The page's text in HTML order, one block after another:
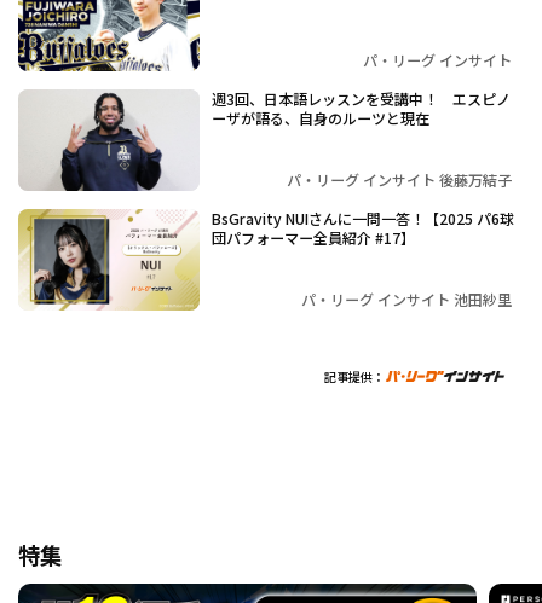
パ・リーグ インサイト
週3回、日本語レッスンを受講中！ エスピノ
ーザが語る、自身のルーツと現在
パ・リーグ インサイト 後藤万結子
BsGravity NUIさんに一問一答！【2025 パ6球
団パフォーマー全員紹介 #17】
パ・リーグ インサイト 池田紗里
記事提供：
特集